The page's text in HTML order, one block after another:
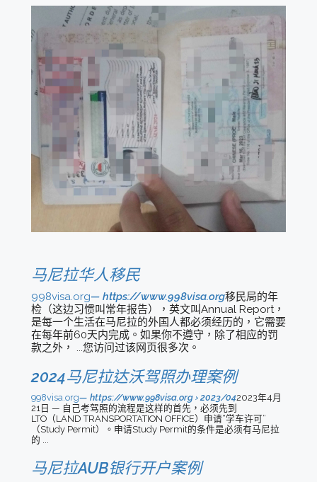
马尼拉华人移民
998visa.org https://www.998visa.org移民局的年
检（这边习惯叫常年报告），英文叫Annual Report，
是每一个生活在马尼拉的外国人都必须经历的，它需要
在每年前60天内完成。如果你不遵守，除了相应的罚
款之外， ...您访问过该网页很多次。
2024马尼拉达沃驾照办理案例
998visa.org https://www.998visa.org › 2023/042023年4月
21日 — 自己考驾照的流程是这样的首先，必须先到
LTO（LAND TRANSPORTATION OFFICE）申请“学车许可”
（Study Permit）。申请Study Permit的条件是必须有马尼拉
的 ...
马尼拉AUB银行开户案例